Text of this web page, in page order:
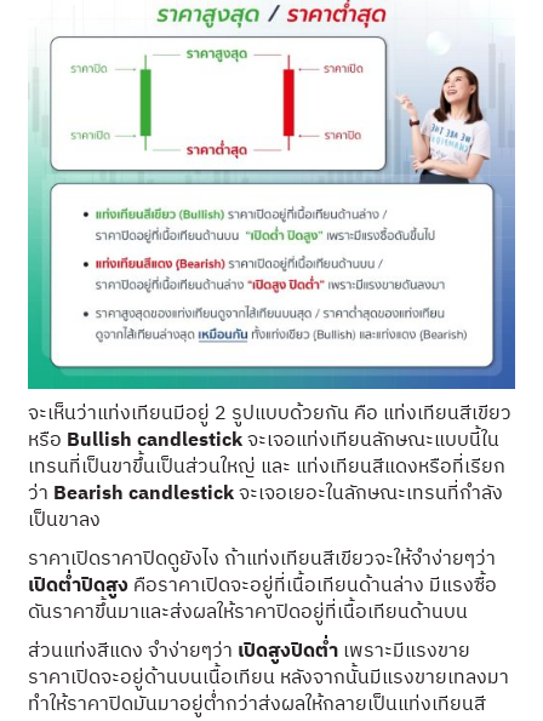
จะเห็นว่าแท่งเทียนมีอยู่ 2 รูปแบบด้วยกัน คือ แท่งเทียนสีเขียว
หรือ Bullish candlestickจะเจอแท่งเทียนลักษณะแบบนี้ใน
เทรนที่เป็นขาขึ้นเป็นส่วนใหญ่ และ แท่งเทียนสีแดงหรือที่เรียก
ว่า Bearish candlestickจะเจอเยอะในลักษณะเทรนที่กำลัง
เป็นขาลง
ราคาเปิดราคาปิดดูยังไง ถ้าแท่งเทียนสีเขียวจะให้จำง่ายๆว่า
เปิดต่ำปิดสูงคือราคาเปิดจะอยู่ที่เนื้อเทียนด้านล่าง มีแรงซื้อ
ดันราคาขึ้นมาและส่งผลให้ราคาปิดอยู่ที่เนื้อเทียนด้านบน
ส่วนแท่งสีแดง จำง่ายๆว่า เปิดสูงปิดต่ำเพราะมีแรงขาย
ราคาเปิดจะอยู่ด้านบนเนื้อเทียน หลังจากนั้นมีแรงขายเทลงมา
ทำให้ราคาปิดมันมาอยู่ต่ำกว่าส่งผลให้กลายเป็นแท่งเทียนสี